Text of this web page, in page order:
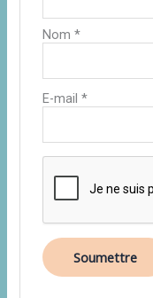
Nom *
E-mail *